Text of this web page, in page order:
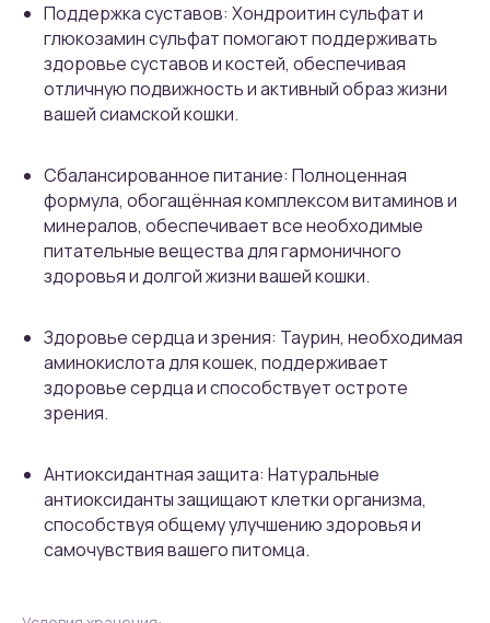
Поддержка суставов: Хондроитин сульфат и
глюкозамин сульфат помогают поддерживать
здоровье суставов и костей, обеспечивая
отличную подвижность и активный образ жизни
вашей сиамской кошки.
Сбалансированное питание: Полноценная
формула, обогащённая комплексом витаминов и
минералов, обеспечивает все необходимые
питательные вещества для гармоничного
здоровья и долгой жизни вашей кошки.
Здоровье сердца и зрения: Таурин, необходимая
аминокислота для кошек, поддерживает
здоровье сердца и способствует остроте
зрения.
Антиоксидантная защита: Натуральные
антиоксиданты защищают клетки организма,
способствуя общему улучшению здоровья и
самочувствия вашего питомца.